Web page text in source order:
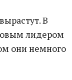
В
лидером
они немного